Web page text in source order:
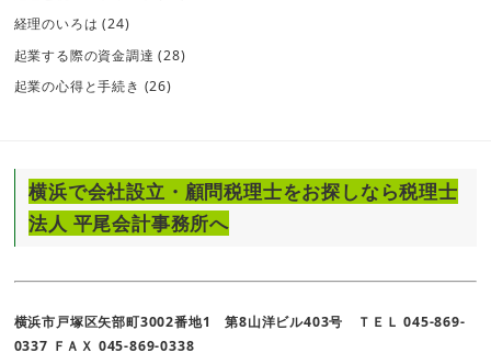
経理のいろは (24)
起業する際の資金調達 (28)
起業の心得と手続き (26)
横浜で会社設立・顧問税理士をお探しなら税理士
法人 平尾会計事務所へ
横浜市戸塚区矢部町3002番地1 第8山洋ビル403号 ＴＥＬ 045-869-
0337 ＦＡＸ 045-869-0338